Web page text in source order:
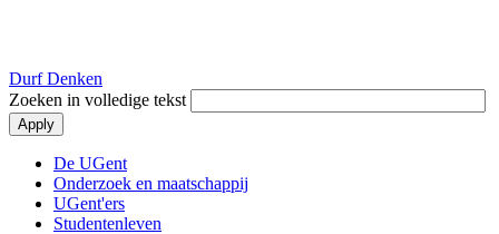
Durf Denken
Zoeken in volledige tekst
Hoofdnavigatie
De UGent
Onderzoek en maatschappij
UGent'ers
Studentenleven